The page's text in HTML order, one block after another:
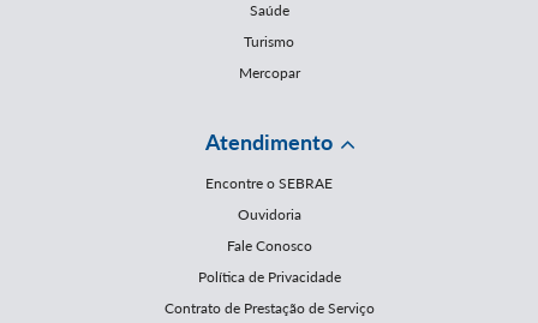
Saúde
Turismo
Mercopar
Atendimento
Encontre o SEBRAE
Ouvidoria
Fale Conosco
Política de Privacidade
Contrato de Prestação de Serviço